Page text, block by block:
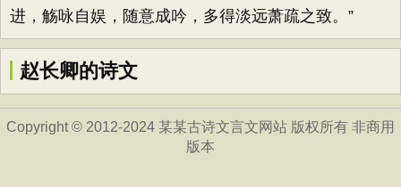
进，觞咏自娱，随意成吟，多得淡远萧疏之致。”
赵长卿的诗文
Copyright © 2012-2024 某某古诗文言文网站 版权所有 非商用
版本